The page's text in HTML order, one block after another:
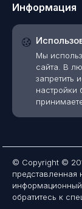
Информация
Мы
сайта. В
запретить
настройки
© Copyright ©
представленная
обратитесь к